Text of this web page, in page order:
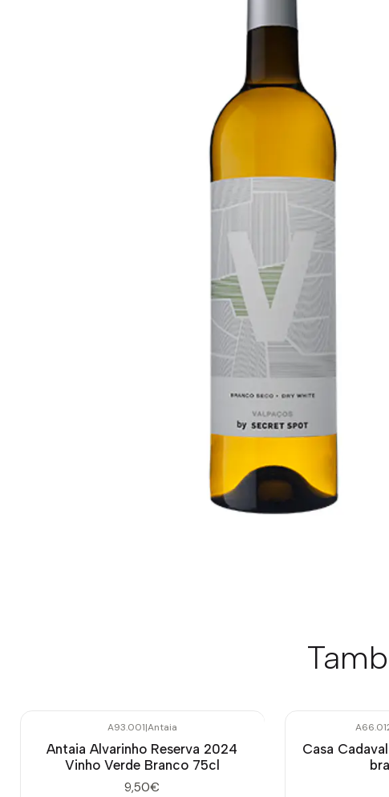
A93.001|Antaia
Antaia Alvarinho Reserva 2024
Vinho Verde Branco 75cl
9,50€
Casa